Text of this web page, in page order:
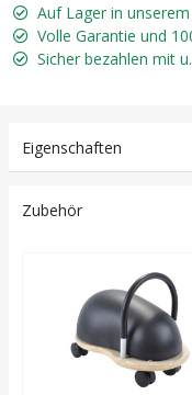
Auf Lager in
Volle Garantie und
Sicher bezahlen mit
Eigenschaften
Zubehör